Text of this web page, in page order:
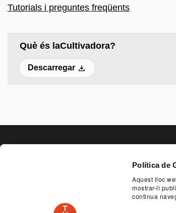
Política de
Aquest lloc
mostrar-li
continua
Tutorials i preguntes freqüents
Què és laCultivadora?
Descarregar
PAGE